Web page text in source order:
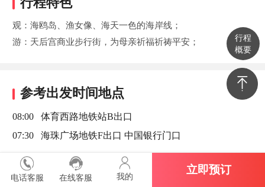
行程
概要
电话客服 在线客服 我的
立即预订
行程特色
观：海鸥岛、渔女像、海天一色的海岸线；
游：天后宫商业步行街，为母亲祈福祈祷平安；
参考出发时间地点
08:00 体育西路地铁站B出口
07:30 海珠广场地铁F出口 中国银行门口